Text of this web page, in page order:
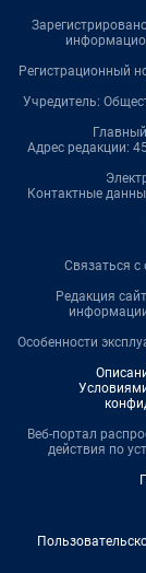
Регистрационный
Учредитель:
Адрес редакции:
Контактные
Связаться с
Редакция
Особенности
Веб-портал
действия по